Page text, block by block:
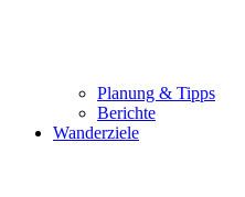
Planung & Tipps
Berichte
Wanderziele